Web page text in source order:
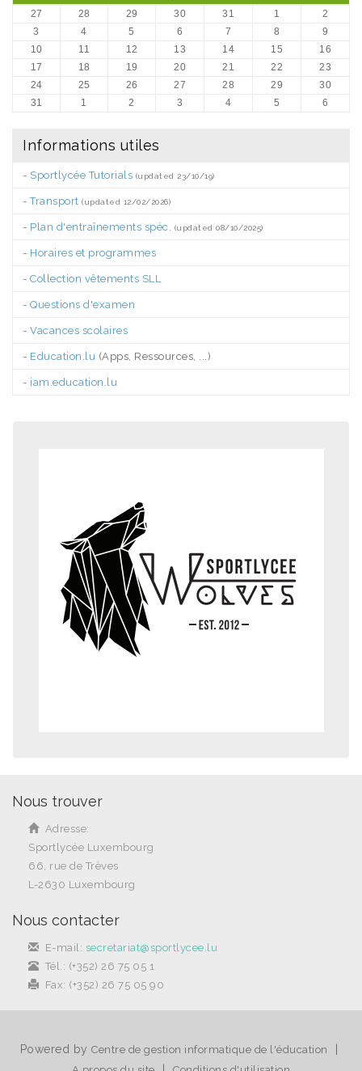
27 28 29 30 31 1
2
3
4 5 6 7 8
9
10
11 12 13 14 15
16
17
18 19 20 21 22
23
24
25 26 27 28 29
30
31
1 2 3 4 5 6
Informations utiles
- Sportlycée Tutorials (updated 23/10/19)
-Transport (updated 12/02/2026)
- Plan d'entraînements spéc. (updated 08/10/2025)
- Horaires et programmes
- Collection vêtements SLL
- Questions d'examen
- Vacances scolaires
- Education.lu (Apps, Ressources, ...)
- iam.education.lu
Nous trouver
Adresse:
Sportlycée Luxembourg
66, rue de Trèves
L-2630 Luxembourg
Nous contacter
E-mail: secretariat@sportlycee.lu
Tél.: (+352) 26 75 05 1
Fax: (+352) 26 75 05 90
Powered by Centre de gestion informatique de l'éducation